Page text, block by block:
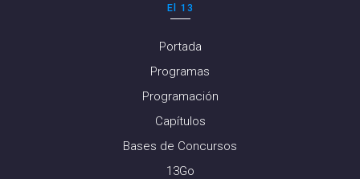
El 13
Portada
Programas
Programación
Capítulos
Bases de Concursos
13Go